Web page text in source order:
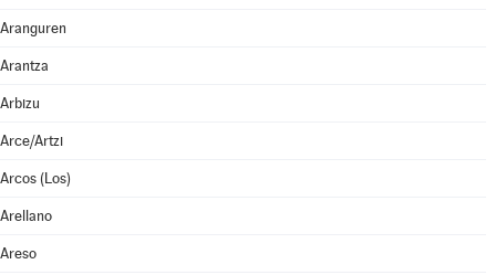
Aranguren
Arantza
Arbizu
Arce/Artzi
Arcos (Los)
Arellano
Areso